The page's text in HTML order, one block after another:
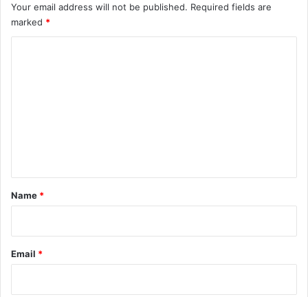
Your email address will not be published. Required fields are
marked *
*
Name *
Email *